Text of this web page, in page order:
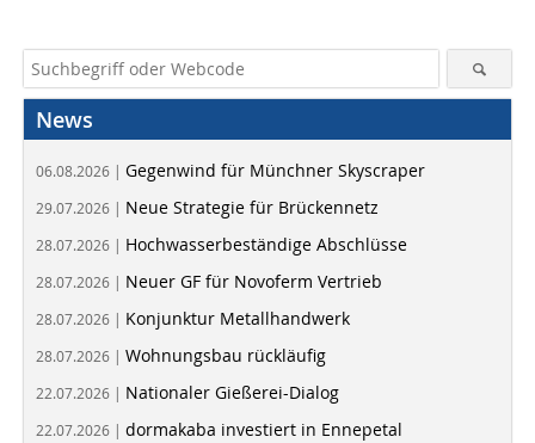
News
06.08.2026 | Gegenwind für Münchner Skyscraper
29.07.2026 | Neue Strategie für Brückennetz
28.07.2026 | Hochwasserbeständige Abschlüsse
28.07.2026 | Neuer GF für Novoferm Vertrieb
28.07.2026 | Konjunktur Metallhandwerk
28.07.2026 | Wohnungsbau rückläufig
22.07.2026 | Nationaler Gießerei-Dialog
22.07.2026 | dormakaba investiert in Ennepetal